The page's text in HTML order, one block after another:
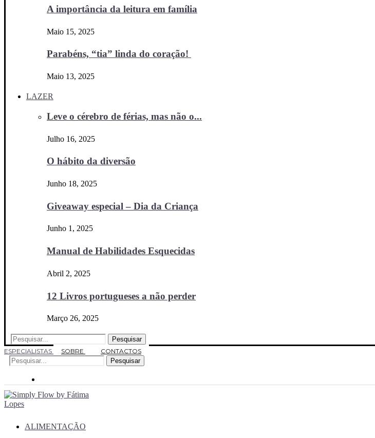
A importância da leitura em família
Maio 15, 2025
Parabéns, “tia” linda do coração!
Maio 13, 2025
LAZER
Leve o cérebro de férias, mas não o...
Julho 16, 2025
O hábito da diversão
Junho 18, 2025
Giveaway especial – Dia da Criança
Junho 1, 2025
Manual de Habilidades Esquecidas
Abril 2, 2025
12 Livros portugueses a não perder
Março 26, 2025
Pesquisar
ESPECIALISTAS
SOBRE
CONTACTOS
Pesquisar
ALIMENTAÇÃO